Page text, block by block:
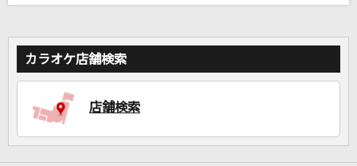
DAMに会員登録・ログインして
カラオケ店舗検索
店舗検索